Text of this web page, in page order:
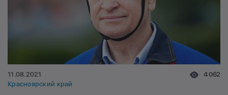
11.08.2021
Красноярский край
4 062